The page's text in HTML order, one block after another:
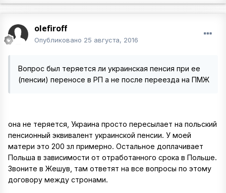
olefiroff
Опубликовано 25 августа, 2016
Вопрос был теряется ли украинская пенсия при ее
(пенсии) переносе в РП а не после переезда на ПМЖ
она не теряется, Украина просто пересылает на польский
пенсионный эквивалент украинской пенсии. У моей
матери это 200 зл примерно. Остальное доплачивает
Польша в зависимости от отработанного срока в Польше.
Звоните в Жешув, там ответят на все вопросы по этому
договору между стронами.